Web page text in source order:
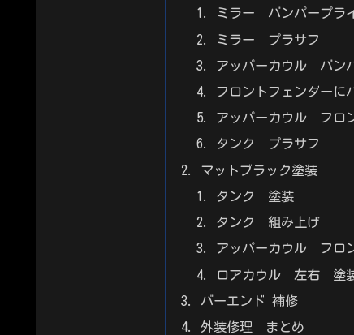
ミラー バンパープラ
ミラー プラサフ
アッパーカウル バン
フロントフェンダーに
アッパーカウル フロ
タンク プラサフ
マットブラック塗装
タンク 塗装
タンク 組み上げ
アッパーカウル フロ
ロアカウル 左右 塗
バーエンド 補修
外装修理 まとめ